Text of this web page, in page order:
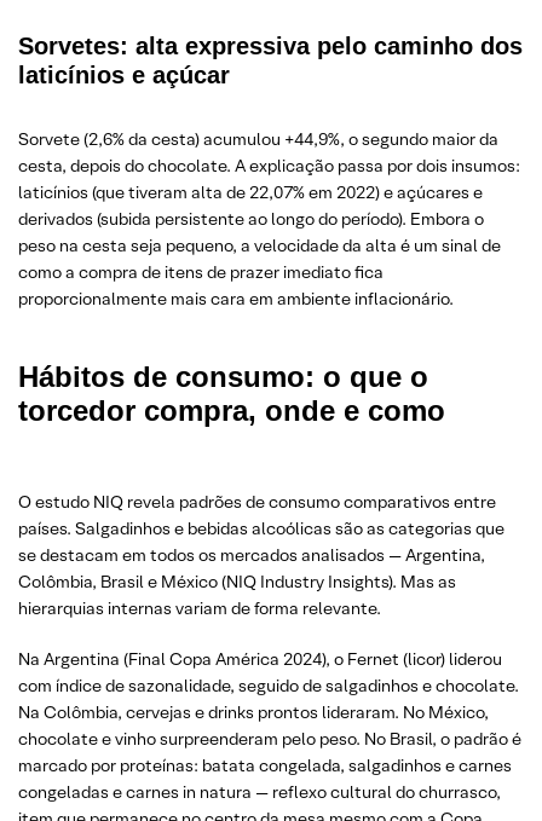
Sorvetes: alta expressiva pelo caminho dos
laticínios e açúcar
Sorvete (2,6% da cesta) acumulou +44,9%, o segundo maior da
cesta, depois do chocolate. A explicação passa por dois insumos:
laticínios (que tiveram alta de 22,07% em 2022) e açúcares e
derivados (subida persistente ao longo do período). Embora o
peso na cesta seja pequeno, a velocidade da alta é um sinal de
como a compra de itens de prazer imediato fica
proporcionalmente mais cara em ambiente inflacionário.
Hábitos de consumo: o que o
torcedor compra, onde e como
O estudo NIQ revela padrões de consumo comparativos entre
países. Salgadinhos e bebidas alcoólicas são as categorias que
se destacam em todos os mercados analisados — Argentina,
Colômbia, Brasil e México (NIQ Industry Insights). Mas as
hierarquias internas variam de forma relevante.
Na Argentina (Final Copa América 2024), o Fernet (licor) liderou
com índice de sazonalidade, seguido de salgadinhos e chocolate.
Na Colômbia, cervejas e drinks prontos lideraram. No México,
chocolate e vinho surpreenderam pelo peso. No Brasil, o padrão é
marcado por proteínas: batata congelada, salgadinhos e carnes
congeladas e carnes in natura — reflexo cultural do churrasco,